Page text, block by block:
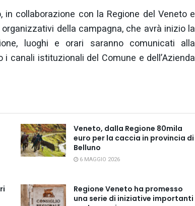
in collaborazione con la Regione del Veneto e
della campagna, che avrà inizio la
luoghi e orari saranno comunicati alla
canali istituzionali del Comune e dell’Azienda
Veneto, dalla Regione 80mila
euro per la caccia in provincia di
Belluno
6 MAGGIO 2026
Regione Veneto ha promesso
una serie di iniziative importanti